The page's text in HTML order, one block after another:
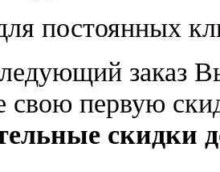
постоянных
заказ
свою первую
скидки